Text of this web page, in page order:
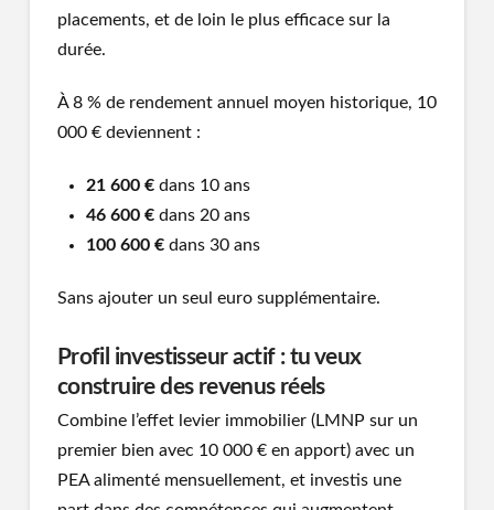
placements, et de loin le plus efficace sur la
durée.
À 8 % de rendement annuel moyen historique, 10
000 € deviennent :
21 600 € dans 10 ans
46 600 € dans 20 ans
100 600 € dans 30 ans
Sans ajouter un seul euro supplémentaire.
Profil investisseur actif : tu veux
construire des revenus réels
Combine l’effet levier immobilier (LMNP sur un
premier bien avec 10 000 € en apport) avec un
PEA alimenté mensuellement, et investis une